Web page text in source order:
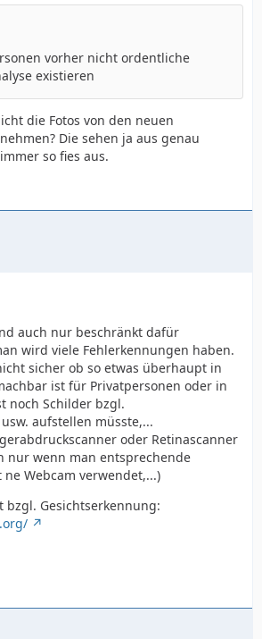
vorher nicht ordentliche
existieren
die Fotos von den neuen
Die sehen ja aus genau
so fies aus.
auch nur beschränkt dafür
wird viele Fehlerkennungen haben.
sicher ob so etwas überhaupt in
ist für Privatpersonen oder in
noch Schilder bzgl.
aufstellen müsste,...
oder Retinascanner
nur wenn man entsprechende
Webcam verwendet,...)
bzgl. Gesichtserkennung: